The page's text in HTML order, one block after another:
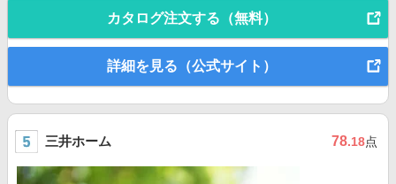
カタログ注文する（無料）
詳細を見る（公式サイト）
三井ホーム 78.18点